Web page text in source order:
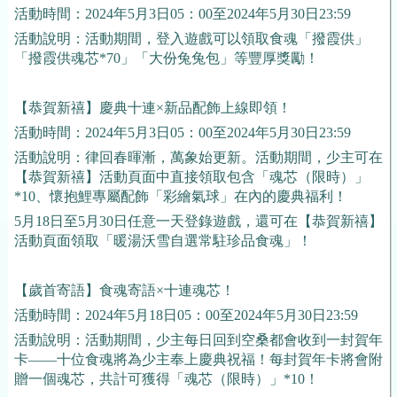
活動時間：2024年5月3日05：00至2024年5月30日23:59
活動說明：活動期間，登入遊戲可以領取食魂「撥霞供」
「撥霞供魂芯*70」「大份兔兔包」等豐厚獎勵！
【恭賀新禧】慶典十連×新品配飾上線即領！
活動時間：2024年5月3日05：00至2024年5月30日23:59
活動說明：律回春暉漸，萬象始更新。活動期間，少主可在
【恭賀新禧】活動頁面中直接領取包含「魂芯（限時）」
*10、懷抱鯉專屬配飾「彩繪氣球」在內的慶典福利！
5月18日至5月30日任意一天登錄遊戲，還可在【恭賀新禧】
活動頁面領取「暖湯沃雪自選常駐珍品食魂」！
【歲首寄語】食魂寄語×十連魂芯！
活動時間：2024年5月18日05：00至2024年5月30日23:59
活動說明：活動期間，少主每日回到空桑都會收到一封賀年
卡——十位食魂將為少主奉上慶典祝福！每封賀年卡將會附
贈一個魂芯，共計可獲得「魂芯（限時）」*10！